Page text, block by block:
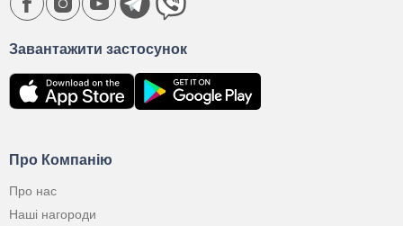
Про Компанію
Про нас
Наші нагороди
Завантажити застосунок